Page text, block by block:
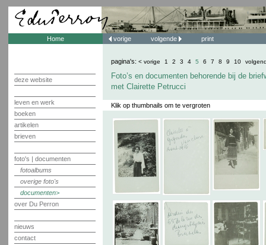
Home
deze website
leven en werk
boeken
artikelen
brieven
foto's | documenten
fotoalbums
overige foto's
documenten
over Du Perron
nieuws
contact
vorige volgende print
pagina's: < vorige 1 2 3 4 5 6 7 8 9 10
Foto’s en documenten behorende bij de
met Clairette Petrucci
Klik op thumbnails om te vergroten